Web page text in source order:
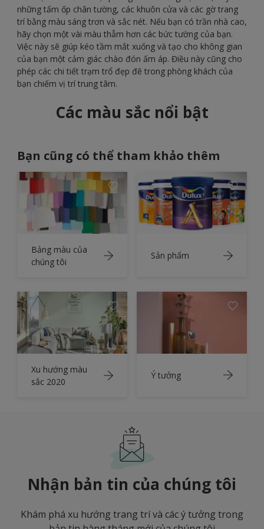
những tấm ốp chân tường, các khuôn cửa và các gờ trang
trí bằng màu sáng trơn và sắc nét. Nếu bạn có trần nhà cao,
hãy chọn một vài màu thẫm hơn các bức tường của bạn.
Việc này sẽ giúp kéo tầm mắt xuống và tạo cho không gian
của bạn một cảm giác chào đón ấm áp. Điều này cũng cho
phép các chi tiết trạm trổ đẹp đẽ trong phòng khách của
bạn chiếm vị trí trung tâm.
Các màu sắc nổi bật
Bạn cũng có thể tham khảo thêm
Bảng màu của
chúng tôi
Sản phẩm
Xu hướng màu
sắc 2020
Ý tưởng
Nhận bản tin của chúng tôi
Khám phá xu hướng trang trí và các ý tưởng trong